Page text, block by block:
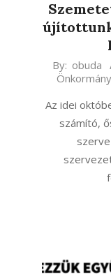
2022-
10-
28
By: obuda
Az idei
számító,